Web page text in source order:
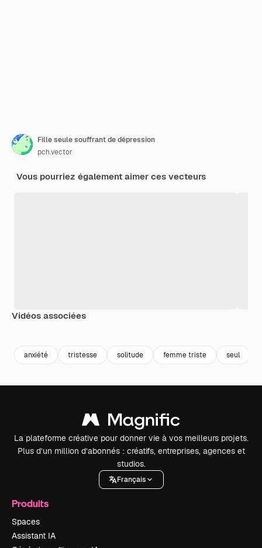
Fille seule souffrant de dépression
pch.vector
Vous pourriez également aimer ces vecteurs
Vidéos associées
anxiété tristesse solitude femme triste seul
La plateforme créative pour donner vie à vos meilleurs projets.
Plus d’un million d’abonnés : créatifs, entreprises, agences et
studios.
Français
Produits
Spaces
Assistant IA